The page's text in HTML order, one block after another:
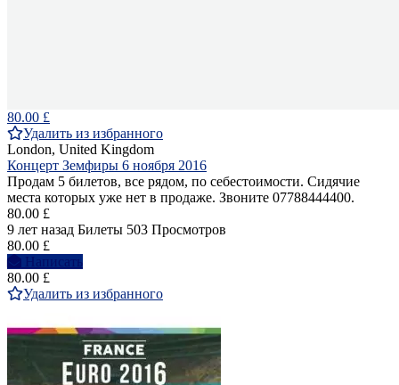
80.00 £
Удалить из избранного
London, United Kingdom
Концерт Земфиры 6 ноября 2016
Продам 5 билетов, все рядом, по себестоимости. Сидячие
места которых уже нет в продаже. Звоните 07788444400.
80.00 £
9 лет назад Билеты 503 Просмотров
80.00 £
Написать
80.00 £
Удалить из избранного